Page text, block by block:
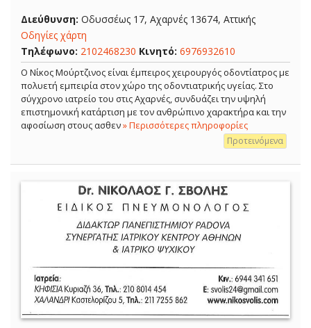
Διεύθυνση: Οδυσσέως 17, Αχαρνές 13674, Αττικής
Οδηγίες χάρτη
Τηλέφωνο: 2102468230 Κινητό: 6976932610
Ο Νίκος Μούρτζινος είναι έμπειρος χειρουργός οδοντίατρος με
πολυετή εμπειρία στον χώρο της οδοντιατρικής υγείας. Στο
σύγχρονο ιατρείο του στις Αχαρνές, συνδυάζει την υψηλή
επιστημονική κατάρτιση με τον ανθρώπινο χαρακτήρα και την
αφοσίωση στους ασθεν» Περισσότερες πληροφορίες
Προτεινόμενα